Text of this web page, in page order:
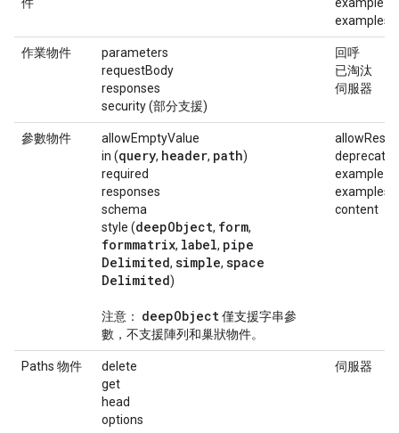
examples
作業物件
parameters
requestBody
responses
security (部分支援)
回呼
已淘汰
伺服器
參數物件
allowEmptyValue
in (query, header, path)
required
responses
schema
style (deepObject, form,
formmatrix, label, pipe
Delimited, simple, space
Delimited)
注意： deepObject僅支援字串參
數，不支援陣列和巢狀物件。
deprecated
example
examples
content
Paths 物件
delete
get
head
options
伺服器